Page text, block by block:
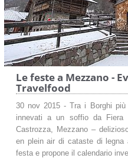
Le feste a Mezzano -
Travelfood
30 nov 2015 - Tra i Borghi più
innevati a un soffio da
Castrozza, Mezzano –
en plein air di cataste di
festa e propone il calendario